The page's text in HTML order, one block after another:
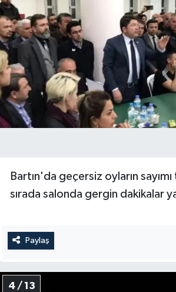
Bartın'da geçersiz oyların sayımı
sırada salonda gergin dakikalar
Paylaş
4 / 13